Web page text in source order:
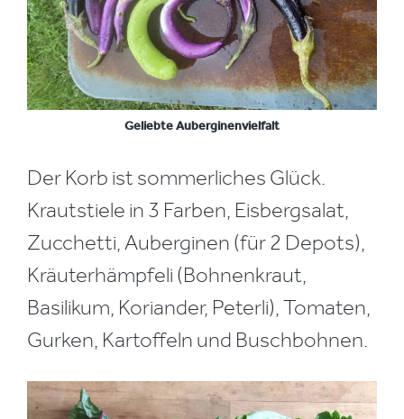
Geliebte Auberginenvielfalt
Der Korb ist sommerliches Glück.
Krautstiele in 3 Farben, Eisbergsalat,
Zucchetti, Auberginen (für 2 Depots),
Kräuterhämpfeli (Bohnenkraut,
Basilikum, Koriander, Peterli), Tomaten,
Gurken, Kartoffeln und Buschbohnen.